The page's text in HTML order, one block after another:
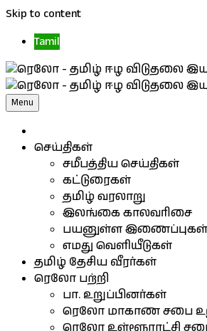
Skip to content
Tamil
Menu
செய்திகள்
சமீபத்திய செய்திகள்
கட்டுரைகள்
தமிழ் வரலாறு
இலங்கை காலவரிசை
பயனுள்ள இணைப்புகள்
எமது வெளியீடுகள்
தமிழ் தேசிய வீரர்கள்
ரெலோ பற்றி
பா. உறுப்பினர்கள்
ரெலோ மாகாண சபை